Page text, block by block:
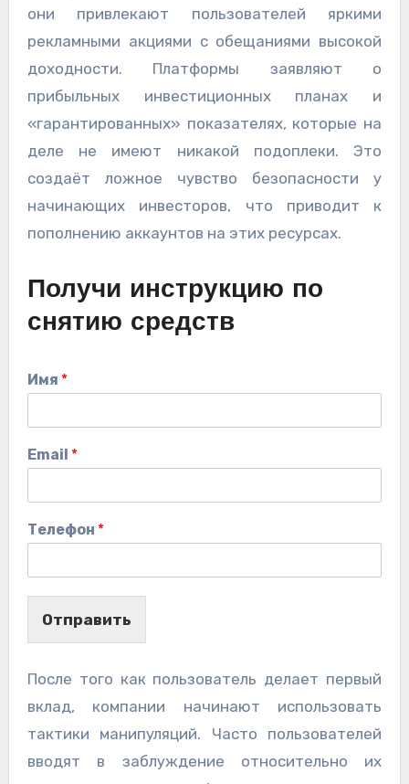
они привлекают пользователей яркими
рекламными акциями с обещаниями высокой
доходности. Платформы заявляют о
прибыльных инвестиционных планах и
«гарантированных» показателях, которые на
деле не имеют никакой подоплеки. Это
создаёт ложное чувство безопасности у
начинающих инвесторов, что приводит к
пополнению аккаунтов на этих ресурсах.
Получи инструкцию по
снятию средств
Имя *
Email *
Телефон *
Отправить
После того как пользователь делает первый
вклад, компании начинают использовать
тактики манипуляций. Часто пользователей
вводят в заблуждение относительно их